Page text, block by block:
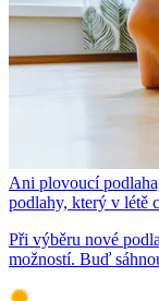
Ani plovoucí
podlahy, který v létě
Při výběru nové
možností. Buď